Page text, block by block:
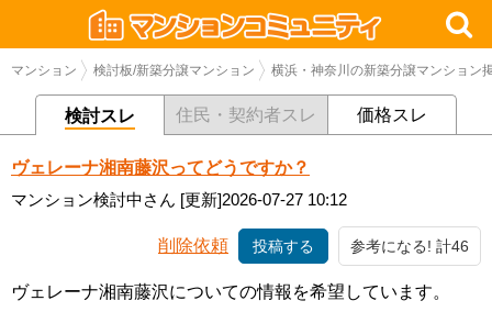
マンション 検討板/新築分譲マンション 横浜・神奈川の新築分譲マンション
検討スレ 住民・契約者スレ 価格スレ
ヴェレーナ湘南藤沢ってどうですか？
マンション検討中さん [更新]2026-07-27 10:12
削除依頼 投稿する 参考になる! 計46
ヴェレーナ湘南藤沢についての情報を希望しています。